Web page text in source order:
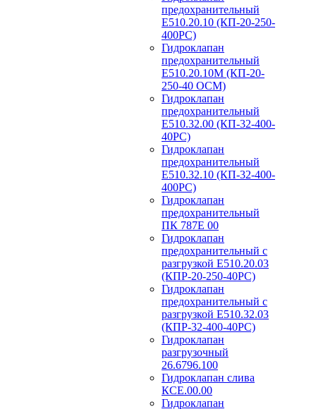
предохранительный
Е510.20.10 (КП-20-250-
400РС)
Гидроклапан
предохранительный
Е510.20.10М (КП-20-
250-40 ОСМ)
Гидроклапан
предохранительный
Е510.32.00 (КП-32-400-
40РС)
Гидроклапан
предохранительный
Е510.32.10 (КП-32-400-
400РС)
Гидроклапан
предохранительный
ПК 787Е 00
Гидроклапан
предохранительный с
разгрузкой Е510.20.03
(КПР-20-250-40РС)
Гидроклапан
предохранительный с
разгрузкой Е510.32.03
(КПР-32-400-40РС)
Гидроклапан
разгрузочный
26.6796.100
Гидроклапан слива
КСЕ.00.00
Гидроклапан